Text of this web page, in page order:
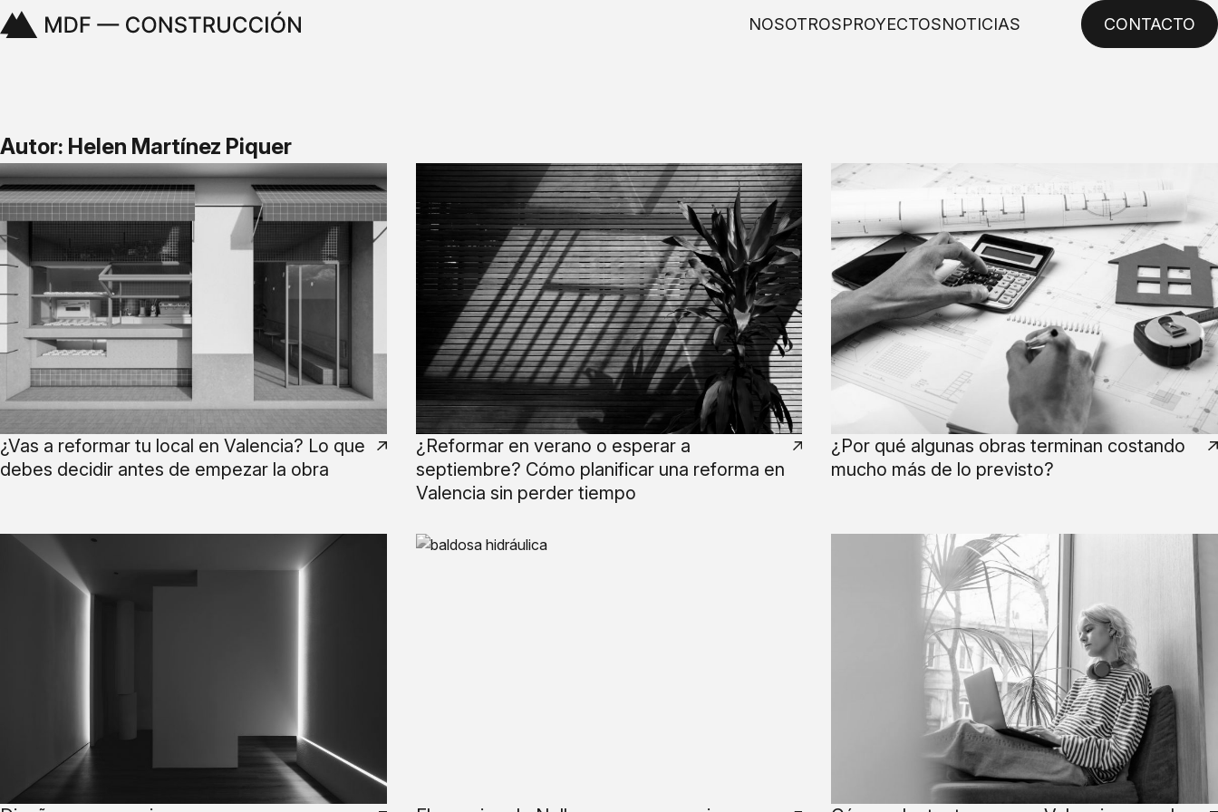
NOSOTROSPROYECTOSNOTICIAS CONTACTO
Autor: Helen Martínez Piquer
¿Vas a reformar tu local en Valencia? Lo que
debes decidir antes de empezar la obra
¿Reformar en verano o esperar a
septiembre? Cómo planificar una reforma en
Valencia sin perder tiempo
¿Por qué algunas obras terminan costando
mucho más de lo previsto?